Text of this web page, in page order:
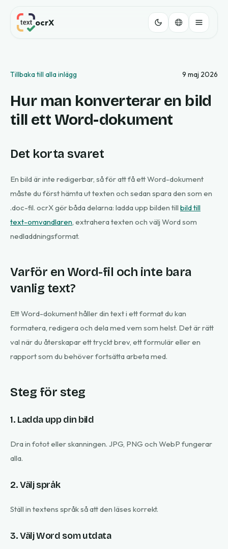
ocrX
Tillbaka till alla inlägg 9 maj 2026
Hur man konverterar en bild
till ett Word-dokument
Det korta svaret
En bild är inte redigerbar, så för att få ett Word-dokument
måste du först hämta ut texten och sedan spara den som en
.doc-fil. ocrX gör båda delarna: ladda upp bilden till bild till
text-omvandlaren, extrahera texten och välj Word som
nedladdningsformat.
Varför en Word-fil och inte bara
vanlig text?
Ett Word-dokument håller din text i ett format du kan
formatera, redigera och dela med vem som helst. Det är rätt
val när du återskapar ett tryckt brev, ett formulär eller en
rapport som du behöver fortsätta arbeta med.
Steg för steg
1. Ladda upp din bild
Dra in fotot eller skanningen. JPG, PNG och WebP fungerar
alla.
2. Välj språk
Ställ in textens språk så att den läses korrekt.
3. Välj Word som utdata